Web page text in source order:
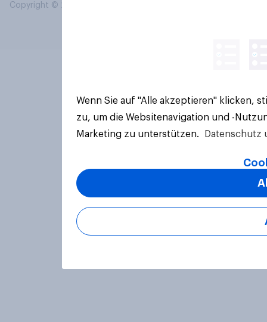
Copyright © 2026 YouGov PLC. Alle Rechte vorbehalten.
Wenn Sie auf "Alle akzeptieren" klicken,
zu, um die Websitenavigation und -
Marketing zu unterstützen.
Datenschutz